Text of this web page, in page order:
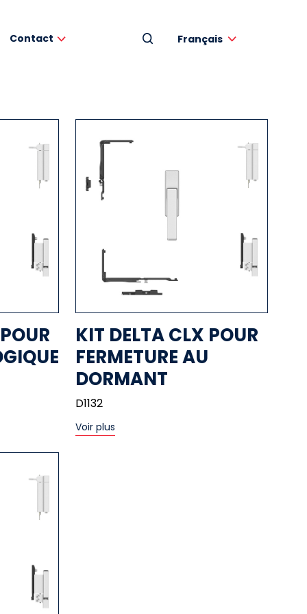
Contact Français
KIT DELTA CLX POUR
FERMETURE AU
DORMANT
D1132
Voir plus